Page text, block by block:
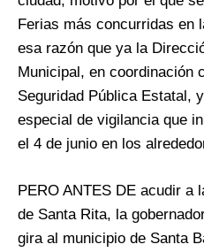
Ferias más concurridas en
esa razón que ya la
Municipal, en coordinación
Seguridad Pública Estatal,
especial de vigilancia que
el 4 de junio en los
PERO ANTES DE acudir a
de Santa Rita, la
gira al municipio de Santa